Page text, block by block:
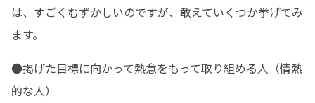
は、すごくむずかしいのですが、敢えていくつか挙げてみ
ます。
●掲げた目標に向かって熱意をもって取り組める人（情熱
的な人）